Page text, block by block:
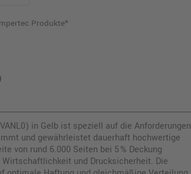
Produkte*
in Gelb ist speziell auf die Anforderungen
und gewährleistet dauerhaft hochwertige
von rund 6.000 Seiten bei 5 % Deckung
und Drucksicherheit. Die